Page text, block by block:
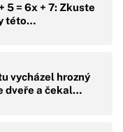
5 = 6x + 7: Zkuste
této…
vycházel hrozný
dveře a čekal…